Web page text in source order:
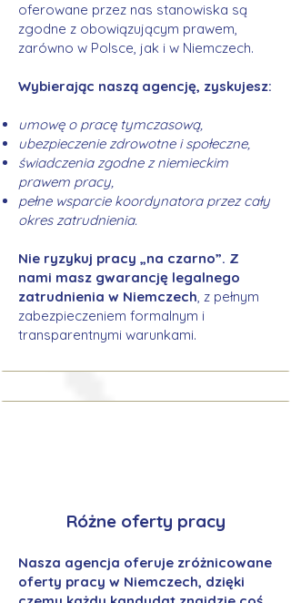
oferowane przez nas stanowiska są
zgodne z obowiązującym prawem,
zarówno w Polsce, jak i w Niemczech.
Wybierając naszą agencję, zyskujesz:
umowę o pracę tymczasową,
ubezpieczenie zdrowotne i społeczne,
świadczenia zgodne z niemieckim
prawem pracy,
pełne wsparcie koordynatora przez cały
okres zatrudnienia.
Nie ryzykuj pracy „na czarno”. Z
nami masz gwarancję legalnego
zatrudnienia w Niemczech, z pełnym
zabezpieczeniem formalnym i
transparentnymi warunkami.
Różne oferty pracy
Nasza agencja oferuje zróżnicowane
oferty pracy w Niemczech, dzięki